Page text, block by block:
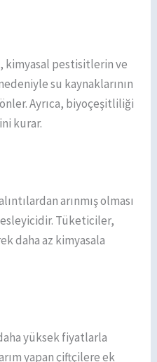
kimyasal pestisitlerin ve
su kaynaklarının
Ayrıca, biyoçeşitliliği
kurar.
arınmış olması
Tüketiciler,
daha az kimyasala
yüksek fiyatlarla
yapan çiftçilere ek